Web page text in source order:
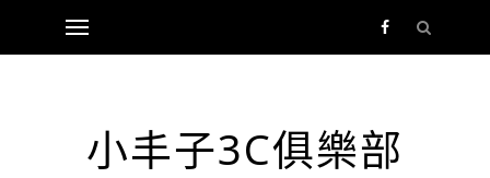
小丰子3C俱樂部